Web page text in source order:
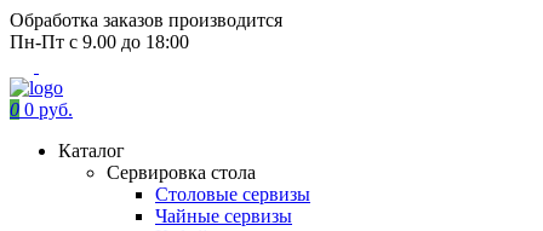
Обработка заказов производится
Пн-Пт с 9.00 до 18:00
0 0 руб.
Каталог
Сервировка стола
Столовые сервизы
Чайные сервизы